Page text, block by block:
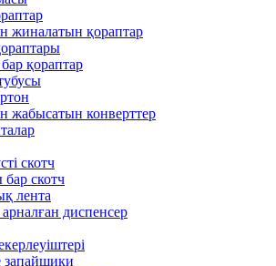
жиналатын қораптар
бар қораптар
жабысатын конверттер
скотч
скотч
лента
диспенсер